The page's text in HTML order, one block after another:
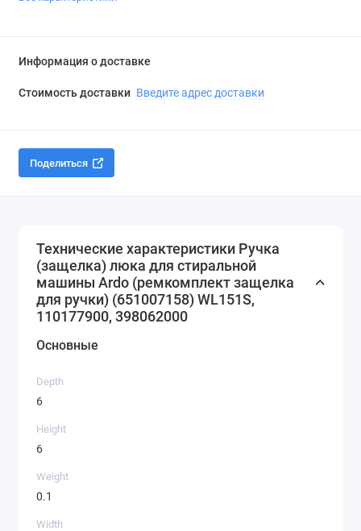
Информация о доставке
Стоимость доставки Введите адрес доставки
Поделиться
Технические характеристики Ручка
(защелка) люка для стиральной
машины Ardo (ремкомплект защелка
для ручки) (651007158) WL151S,
110177900, 398062000
Основные
Depth
6
Height
6
Weight
0.1
Width